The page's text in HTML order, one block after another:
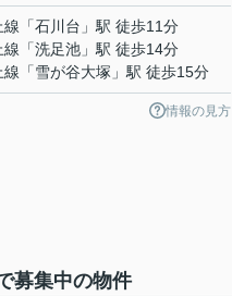
線 「石川台 」駅 徒歩11分
線 「洗足池 」駅 徒歩14分
線 「雪が谷大塚 」駅 徒歩15分
情報の見方
募集中の物件